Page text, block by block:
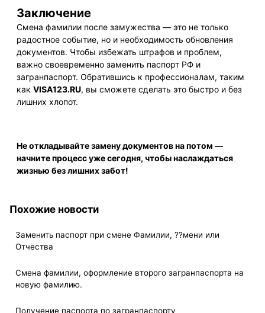
Заключение
Смена фамилии после замужества — это не только
радостное событие, но и необходимость обновления
документов. Чтобы избежать штрафов и проблем,
важно своевременно заменить паспорт РФ и
загранпаспорт. Обратившись к профессионалам, таким
как VISA123.RU, вы сможете сделать это быстро и без
лишних хлопот.
Не откладывайте замену документов на потом —
начните процесс уже сегодня, чтобы наслаждаться
жизнью без лишних забот!
Похожие новости
Заменить паспорт при смене Фамилии, ??мени или
Отчества
Смена фамилии, оформление второго загранпаспорта на
новую фамилию.
Получение паспорта по загранпаспорту